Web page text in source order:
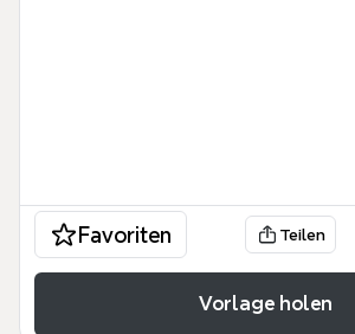
Favoriten Teilen
Vorlage holen